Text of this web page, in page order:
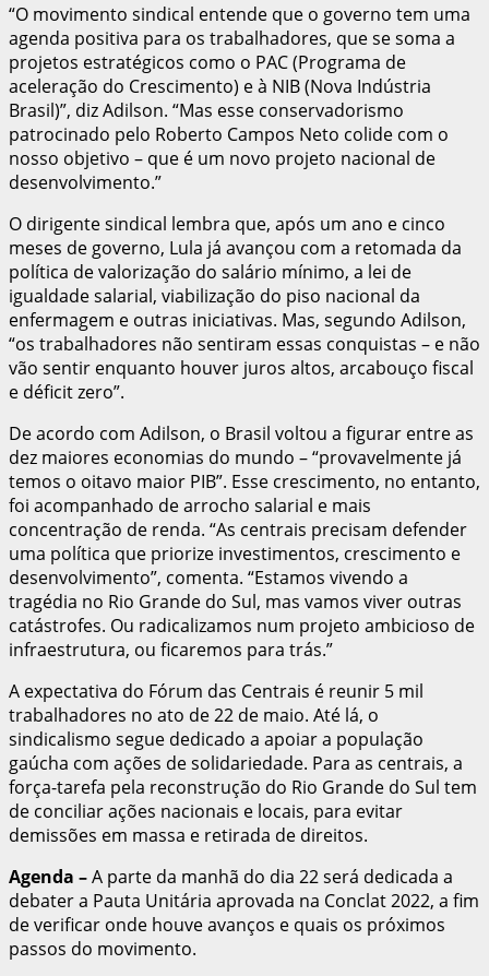
“O movimento sindical entende que o governo tem uma
agenda positiva para os trabalhadores, que se soma a
projetos estratégicos como o PAC (Programa de
aceleração do Crescimento) e à NIB (Nova Indústria
Brasil)”, diz Adilson. “Mas esse conservadorismo
patrocinado pelo Roberto Campos Neto colide com o
nosso objetivo – que é um novo projeto nacional de
desenvolvimento.”
O dirigente sindical lembra que, após um ano e cinco
meses de governo, Lula já avançou com a retomada da
política de valorização do salário mínimo, a lei de
igualdade salarial, viabilização do piso nacional da
enfermagem e outras iniciativas. Mas, segundo Adilson,
“os trabalhadores não sentiram essas conquistas – e não
vão sentir enquanto houver juros altos, arcabouço fiscal
e déficit zero”.
De acordo com Adilson, o Brasil voltou a figurar entre as
dez maiores economias do mundo – “provavelmente já
temos o oitavo maior PIB”. Esse crescimento, no entanto,
foi acompanhado de arrocho salarial e mais
concentração de renda. “As centrais precisam defender
uma política que priorize investimentos, crescimento e
desenvolvimento”, comenta. “Estamos vivendo a
tragédia no Rio Grande do Sul, mas vamos viver outras
catástrofes. Ou radicalizamos num projeto ambicioso de
infraestrutura, ou ficaremos para trás.”
A expectativa do Fórum das Centrais é reunir 5 mil
trabalhadores no ato de 22 de maio. Até lá, o
sindicalismo segue dedicado a apoiar a população
gaúcha com ações de solidariedade. Para as centrais, a
força-tarefa pela reconstrução do Rio Grande do Sul tem
de conciliar ações nacionais e locais, para evitar
demissões em massa e retirada de direitos.
Agenda –A parte da manhã do dia 22 será dedicada a
debater a Pauta Unitária aprovada na Conclat 2022, a fim
de verificar onde houve avanços e quais os próximos
passos do movimento.